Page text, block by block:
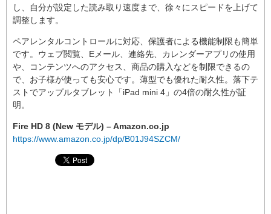
し、自分が設定した読み取り速度まで、徐々にスピードを上げて
調整します。
ペアレンタルコントロールに対応、保護者による機能制限も簡単
です。ウェブ閲覧、Eメール、連絡先、カレンダーアプリの使用
や、コンテンツへのアクセス、商品の購入などを制限できるの
で、お子様が使っても安心です。薄型でも優れた耐久性。落下テ
ストでアップルタブレット「iPad mini 4」の4倍の耐久性が証
明。
Fire HD 8 (New モデル) – Amazon.co.jp
https://www.amazon.co.jp/dp/B01J94SZCM/